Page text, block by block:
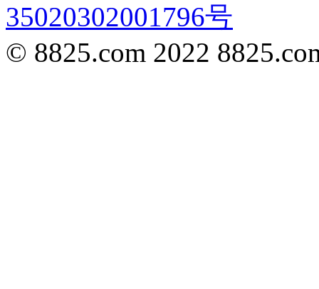
35020302001796号
© 8825.com 2022